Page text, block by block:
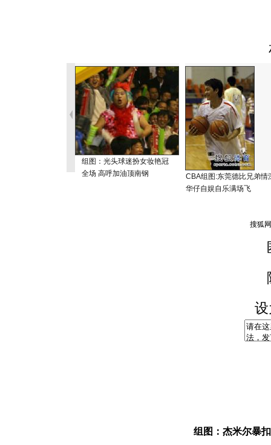
组图：光头球迷扮女妆艳冠
全场 高呼加油顶南钢
CBA组图:东莞德比兄弟情
华仔自娱自乐满场飞
组图：杰米尔暴